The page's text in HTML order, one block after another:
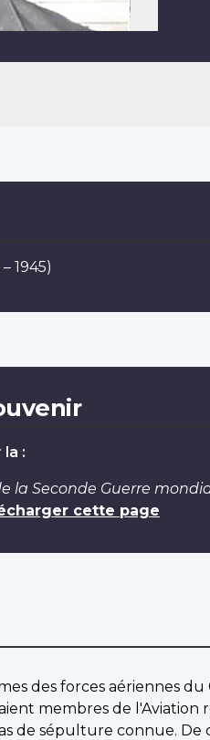
1945)
:
la Seconde Guerre
cette page
des forces aériennes
membres de l'Aviation
de sépulture connue.